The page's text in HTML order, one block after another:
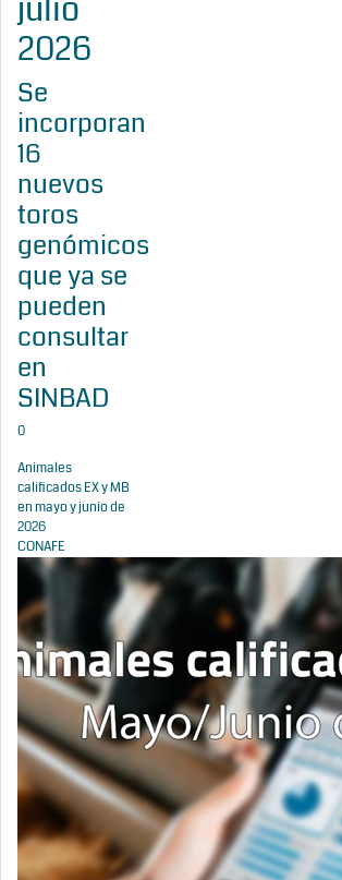
julio
2026
Se
incorporan
16
nuevos
toros
genómicos
que ya se
pueden
consultar
en
SINBAD
0
Animales
calificados EX y MB
en mayo y junio de
2026
CONAFE